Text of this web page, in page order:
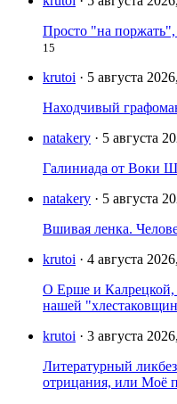
Просто "на
15
krutoi · 5 августа
Находчивый
natakery · 5 августа
Галиниада от Воки
natakery · 5 августа
Вшивая ленка.
krutoi · 4 августа
О Ерше и Калрецкой,
нашей
krutoi · 3 августа
Литературный
отрицания, или Моё